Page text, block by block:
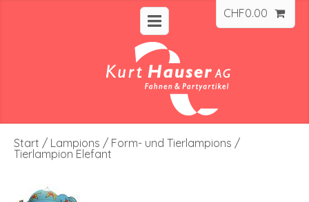
CHF0.00
Start / Lampions / Form- und Tierlampions /
Tierlampion Elefant